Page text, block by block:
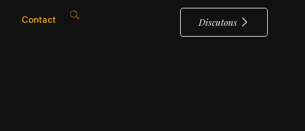
Contact Discutons